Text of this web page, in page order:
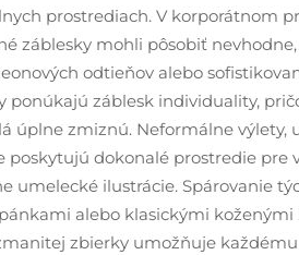
prostrediach. V korporátnom
záblesky mohli pôsobiť
odtieňov alebo
ponúkajú záblesk individuality,
úplne zmiznú. Neformálne výlety,
poskytujú dokonalé prostredie pre
umelecké ilustrácie. Spárovanie
alebo klasickými
zbierky umožňuje